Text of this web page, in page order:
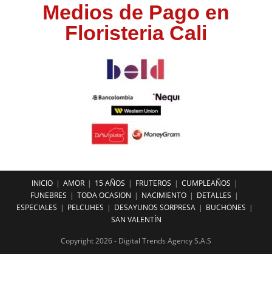
Medios de Pago en
Floristeria Cali
INICIO AMOR 15 AÑOS FRUTEROS
CUMPLEAÑOS
FUNEBRES
TODA OCASION NACIMIENTO
DETALLES
ESPECIALES
PELCUHES DESAYUNOS SORPRESA
BUCHONES
SAN VALENTÍN
Copyright 2026 - Digital Trends Agency S.A.S